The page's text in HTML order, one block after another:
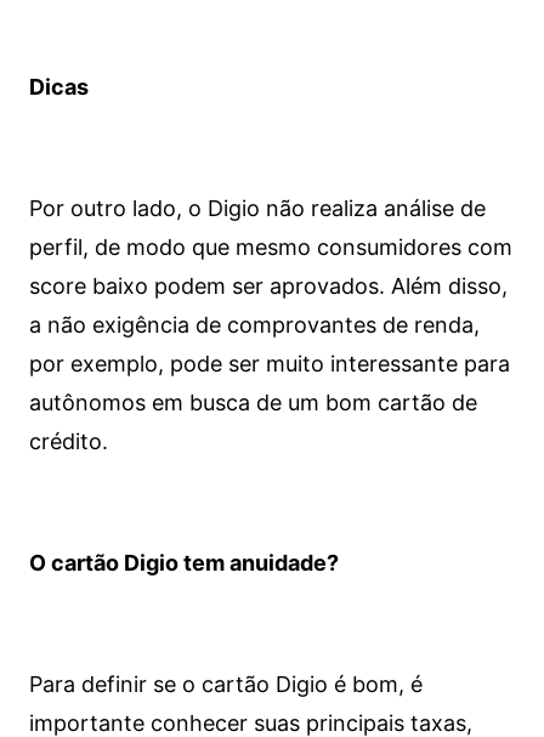
Dicas
Por outro lado, o Digio não realiza análise de
perfil, de modo que mesmo consumidores com
score baixo podem ser aprovados. Além disso,
a não exigência de comprovantes de renda,
por exemplo, pode ser muito interessante para
autônomos em busca de um bom cartão de
crédito.
O cartão Digio tem anuidade?
Para definir se o cartão Digio é bom, é
importante conhecer suas principais taxas,